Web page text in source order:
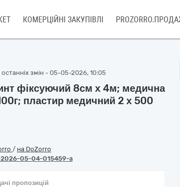
КОМЕРЦІЙНІ ЗАКУПІВЛІ
змін - 05-05-2026, 10:05
фіксуючий 8см х 4м; медична
пластир медичний 2 х 500
/ на DoZorro
2026-05-04-015459-a
пропозицій